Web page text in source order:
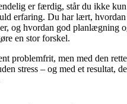
er færdig, står du ikke
erfaring. Du har lært, hvordan
og hvordan god planlægning
en stor forskel.
problemfrit, men med den
stress – og med et resultat,